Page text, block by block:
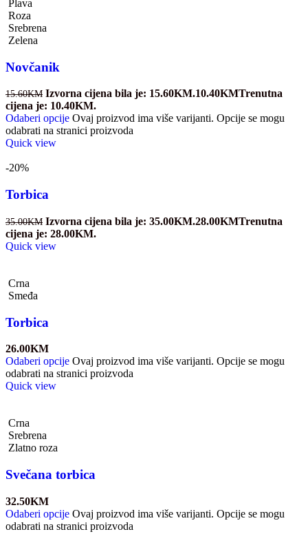
Plava
Roza
Srebrena
Zelena
Novčanik
15.60KM Izvorna cijena bila je: 15.60KM.10.40KMTrenutna
cijena je: 10.40KM.
Odaberi opcije Ovaj proizvod ima više varijanti. Opcije se mogu
odabrati na stranici proizvoda
Quick view
-20%
Torbica
35.00KM Izvorna cijena bila je: 35.00KM.28.00KMTrenutna
cijena je: 28.00KM.
Quick view
Crna
Smeđa
Torbica
26.00KM
Odaberi opcije Ovaj proizvod ima više varijanti. Opcije se mogu
odabrati na stranici proizvoda
Quick view
Crna
Srebrena
Zlatno roza
Svečana torbica
32.50KM
Odaberi opcije Ovaj proizvod ima više varijanti. Opcije se mogu
odabrati na stranici proizvoda